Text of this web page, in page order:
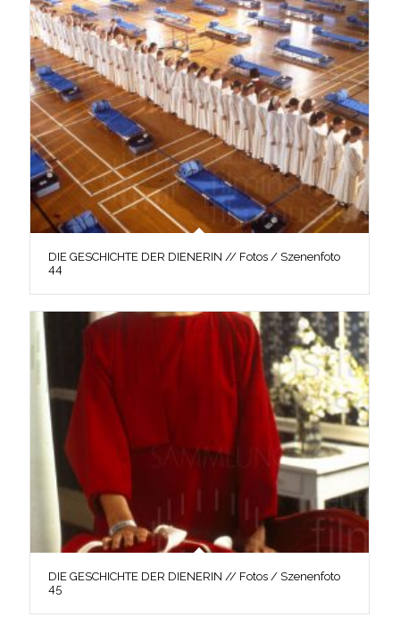
DIE GESCHICHTE DER DIENERIN // Fotos / Szenenfoto
44
DIE GESCHICHTE DER DIENERIN // Fotos / Szenenfoto
45